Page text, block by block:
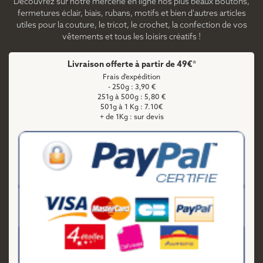
Découvrez sur notre mercerie en ligne nos plus beaux Boutons,
fermetures éclair, biais, rubans, motifs et bien d'autres articles
utiles pour la couture, le tricot, le crochet, la confection de vos
vêtements et tous les loisirs créatifs !
Livraison offerte à partir de 49€*
Frais d'expédition
- 250g : 3,90 €
251g à 500g : 5,80 €
501g à 1 Kg : 7.10€
+ de 1Kg : sur devis